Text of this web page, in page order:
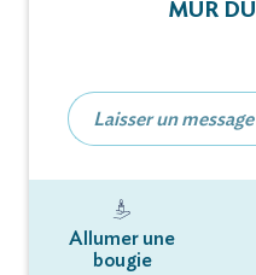
MUR
Allumer une
bougie